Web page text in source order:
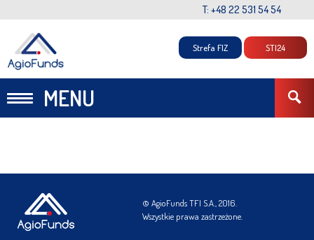
T: +48 22 531 54 54
MENU
Strefa FIZ STI24
© AgioFunds TFI S.A., 2016.
Wszystkie prawa zastrzeżone.